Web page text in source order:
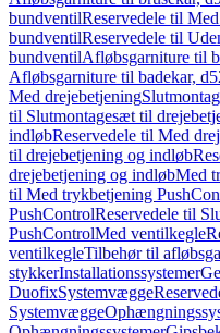
bundventilReservedele til
bundventilReservedele til
bundventilAfløbsgarniture til
Afløbsgarniture til badekar,
Med drejebetjening
til Slutmontagesæt til
indløbReservedele til Med
til drejebetjening og indløb
drejebetjening og indløbMed
til Med trykbetjening
PushControlReservedele til
PushControlMed ventilkegle
ventilkegleTilbehør til
stykkerInstallationssystemer
DuofixSystemvægge
Systemvægge